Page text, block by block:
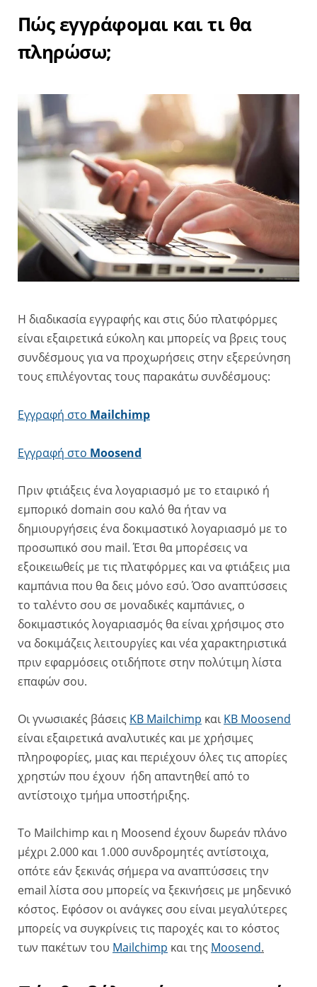
Πώς εγγράφομαι και τι θα
πληρώσω;
Η διαδικασία εγγραφής και στις δύο πλατφόρμες
είναι εξαιρετικά εύκολη και μπορείς να βρεις τους
συνδέσμους για να προχωρήσεις στην εξερεύνηση
τους επιλέγοντας τους παρακάτω συνδέσμους:
Εγγραφή στο Mailchimp
Εγγραφή στο Moosend
Πριν φτιάξεις ένα λογαριασμό με το εταιρικό ή
εμπορικό domain σου καλό θα ήταν να
δημιουργήσεις ένα δοκιμαστικό λογαριασμό με το
προσωπικό σου mail. Έτσι θα μπορέσεις να
εξοικειωθείς με τις πλατφόρμες και να φτιάξεις μια
καμπάνια που θα δεις μόνο εσύ. Όσο αναπτύσσεις
το ταλέντο σου σε μοναδικές καμπάνιες, ο
δοκιμαστικός λογαριασμός θα είναι χρήσιμος στο
να δοκιμάζεις λειτουργίες και νέα χαρακτηριστικά
πριν εφαρμόσεις οτιδήποτε στην πολύτιμη λίστα
επαφών σου.
Οι γνωσιακές βάσεις ΚΒ Mailchimp και KB Moosend
είναι εξαιρετικά αναλυτικές και με χρήσιμες
πληροφορίες, μιας και περιέχουν όλες τις απορίες
χρηστών που έχουν ήδη απαντηθεί από το
αντίστοιχο τμήμα υποστήριξης.
Το Mailchimp και η Moosend έχουν δωρεάν πλάνο
μέχρι 2.000 και 1.000 συνδρομητές αντίστοιχα,
οπότε εάν ξεκινάς σήμερα να αναπτύσσεις την
email λίστα σου μπορείς να ξεκινήσεις με μηδενικό
κόστος. Εφόσον οι ανάγκες σου είναι μεγαλύτερες
μπορείς να συγκρίνεις τις παροχές και το κόστος
των πακέτων του Mailchimp και της Moosend.